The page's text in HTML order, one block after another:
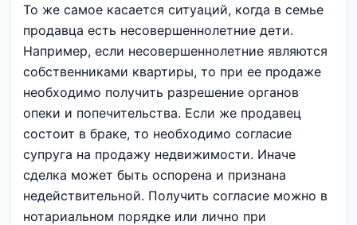
То же самое касается ситуаций, когда в семье
продавца есть несовершеннолетние дети.
Например, если несовершеннолетние являются
собственниками квартиры, то при ее продаже
необходимо получить разрешение органов
опеки и попечительства. Если же продавец
состоит в браке, то необходимо согласие
супруга на продажу недвижимости. Иначе
сделка может быть оспорена и признана
недействительной. Получить согласие можно в
нотариальном порядке или лично при